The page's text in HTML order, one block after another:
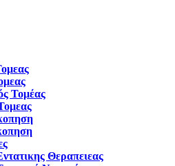
Τομέας
Θεραπειεας